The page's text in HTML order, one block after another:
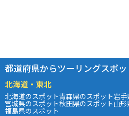
都道府県からツーリングスポ
北海道・東北
北海道のスポット青森県のスポット岩手
宮城県のスポット秋田県のスポット山形
福島県のスポット